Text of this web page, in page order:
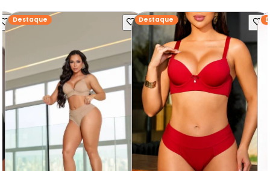
Destaque Destaque